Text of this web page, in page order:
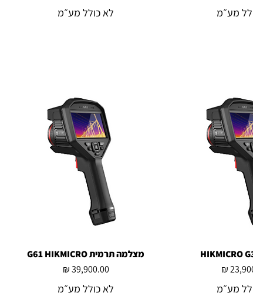
מע״מ לא כולל מע״מ
מהירה
מחיר
מע״מ
תצוגה מהירהמצלמה תרמית G61 HIKMICRO
מחיר
‏39,900.00 ‏₪
לא כולל מע״מ